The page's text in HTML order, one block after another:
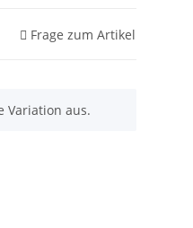
Frage zum Artikel
Variation aus.